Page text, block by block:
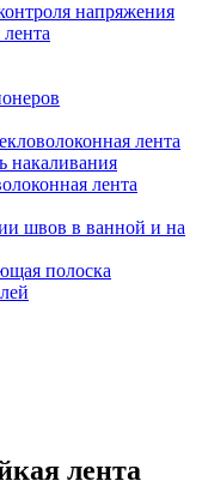
напряжения
лента
накаливания
лента
швов в ванной и на
полоска
лента